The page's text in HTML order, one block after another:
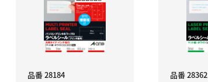
品番 28184
品番 28362